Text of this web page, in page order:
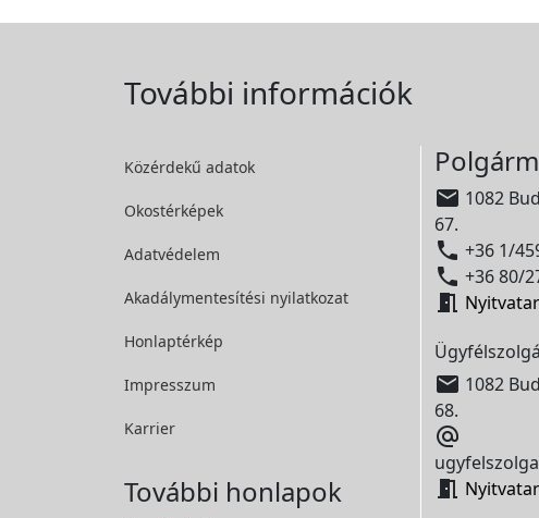
További információk
Közérdekű adatok
Okostérképek
Adatvédelem
Akadálymentesítési nyilatkozat
Honlaptérkép
Impresszum
Karrier
További honlapok
 1082
67.
 +36 1/
 +36 80/

 1082
68.

